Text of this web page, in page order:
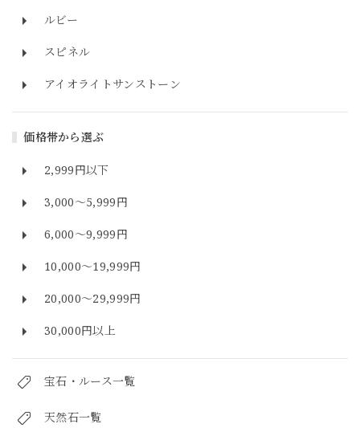
ルビー
スピネル
アイオライトサンストーン
価格帯から選ぶ
2,999円以下
3,000～5,999円
6,000～9,999円
10,000～19,999円
20,000～29,999円
30,000円以上
宝石・ルース一覧
天然石一覧